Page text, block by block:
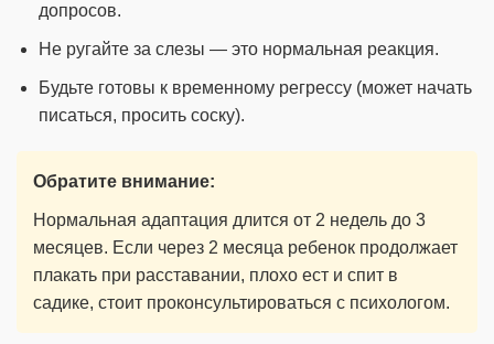
допросов.
Не ругайте за слезы — это нормальная реакция.
Будьте готовы к временному регрессу (может начать
писаться, просить соску).
Обратите внимание:
Нормальная адаптация длится от 2 недель до 3
месяцев. Если через 2 месяца ребенок продолжает
плакать при расставании, плохо ест и спит в
садике, стоит проконсультироваться с психологом.